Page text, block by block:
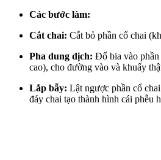
Các bước làm:
Cắt chai: Cắt bỏ phần cổ chai
Pha dung dịch: Đổ bia vào phần
cao), cho đường vào và khuấy
Lắp bẫy: Lật ngược phần cổ
đáy chai tạo thành hình cái phễu